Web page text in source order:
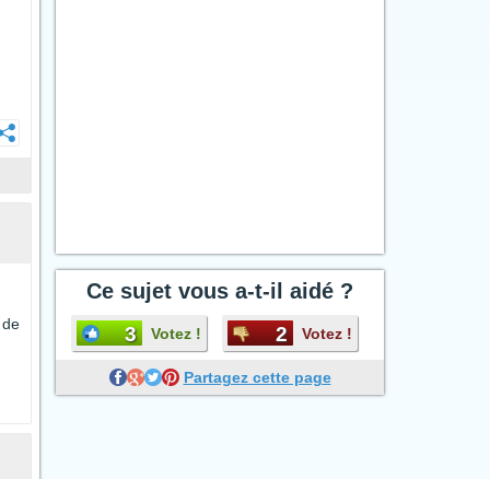
Ce sujet vous a-t-il aidé ?
3 Votez ! 2 Votez !
Partagez cette page